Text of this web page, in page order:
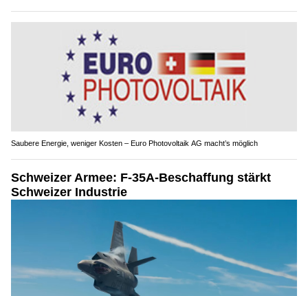
Saubere Energie, weniger Kosten – Euro Photovoltaik AG macht’s möglich
Schweizer Armee: F-35A-Beschaffung stärkt
Schweizer Industrie